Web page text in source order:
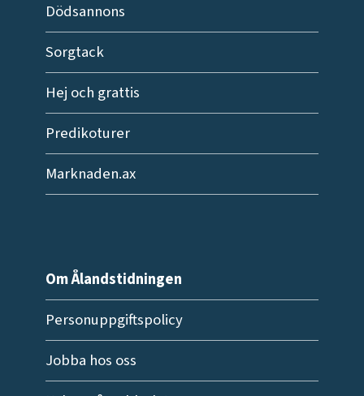
Dödsannons
Sorgtack
Hej och grattis
Predikoturer
Marknaden.ax
Om Ålandstidningen
Personuppgiftspolicy
Jobba hos oss